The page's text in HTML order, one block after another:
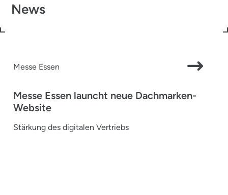
News
Messe Essen
Messe Essen launcht neue Dachmarken-
Website
Stärkung des digitalen Vertriebs